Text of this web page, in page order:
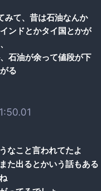
みて、昔は石油なんか
ンドとかタイ国とかが
石油が余って値段が下
る
なこと言われてたよ
た出るとかいう話もある